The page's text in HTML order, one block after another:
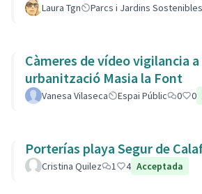
Laura Tgn Parcs i Jardins Sostenibles
Càmeres de vídeo vigilancia a
urbanització Masia la Font
Vanesa Vilaseca Espai Públic 0 0
Porterías playa Segur de
Cristina Quilez 1 4 Acceptada